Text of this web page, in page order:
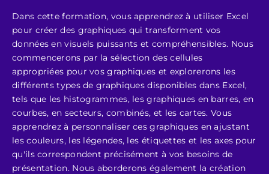
Dans cette formation, vous apprendrez à utiliser Excel
pour créer des graphiques qui transforment vos
données en visuels puissants et compréhensibles. Nous
commencerons par la sélection des cellules
appropriées pour vos graphiques et explorerons les
différents types de graphiques disponibles dans Excel,
tels que les histogrammes, les graphiques en barres, en
courbes, en secteurs, combinés, et les cartes. Vous
apprendrez à personnaliser ces graphiques en ajustant
les couleurs, les légendes, les étiquettes et les axes pour
qu'ils correspondent précisément à vos besoins de
présentation. Nous aborderons également la création